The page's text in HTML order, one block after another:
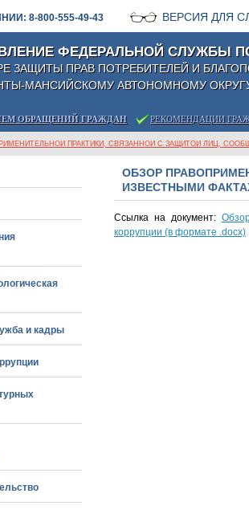
8-800-555-49-43 ВЕРСИЯ ДЛЯ
ФЕДЕРАЛЬНОЙ СЛУЖБЫ
ЗАЩИТЫ ПРАВ ПОТРЕБИТЕЛЕЙ И
МАНСИЙСКОМУ АВТОНОМНОМУ
ОБРАЩЕНИЙ ГРАЖДАН РЕКОМЕНДАЦИИ
ПРАКТИКИ, СВЯЗАННОЙ С ЗАЩИТОЙ ЛИЦ,
и кадры
ОБЗОР
ИЗВЕСТНЫМИ
Ссылка на документ:
коррупции (в формате .docx)